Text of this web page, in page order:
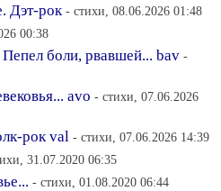
Дэт-рок - стихи, 08.06.2026 01:48
00:38
боли, рвавшей... bav -
avo - стихи, 07.06.2026
рок val - стихи, 07.06.2026 14:39
31.07.2020 06:35
- стихи, 01.08.2020 06:44